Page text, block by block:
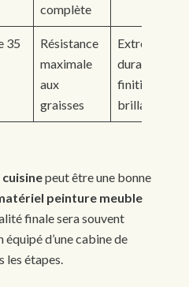
complète
35
Résistance
maximale
aux
graisses
durable,
finition
brillante
peut être une bonne
peinture meuble
finale sera souvent
équipé d’une cabine de
les étapes.